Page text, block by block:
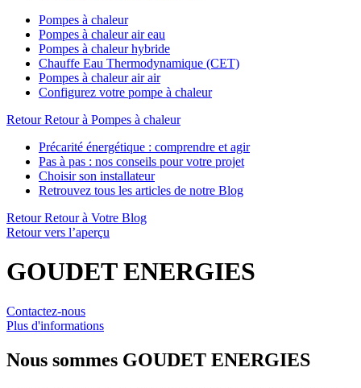
Pompes à chaleur
Pompes à chaleur air eau
Pompes à chaleur hybride
Chauffe Eau Thermodynamique (CET)
Pompes à chaleur air air
Configurez votre pompe à chaleur
Retour Retour à Pompes à chaleur
Précarité énergétique : comprendre et agir
Pas à pas : nos conseils pour votre projet
Choisir son installateur
Retrouvez tous les articles de notre Blog
Retour Retour à Votre Blog
Retour vers l’aperçu
GOUDET ENERGIES
Contactez-nous
Plus d'informations
Nous sommes GOUDET ENERGIES